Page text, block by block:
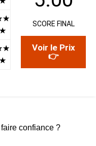
☆
☆
☆
☆
SCORE FINAL
Voir le Prix
👉
confiance ?